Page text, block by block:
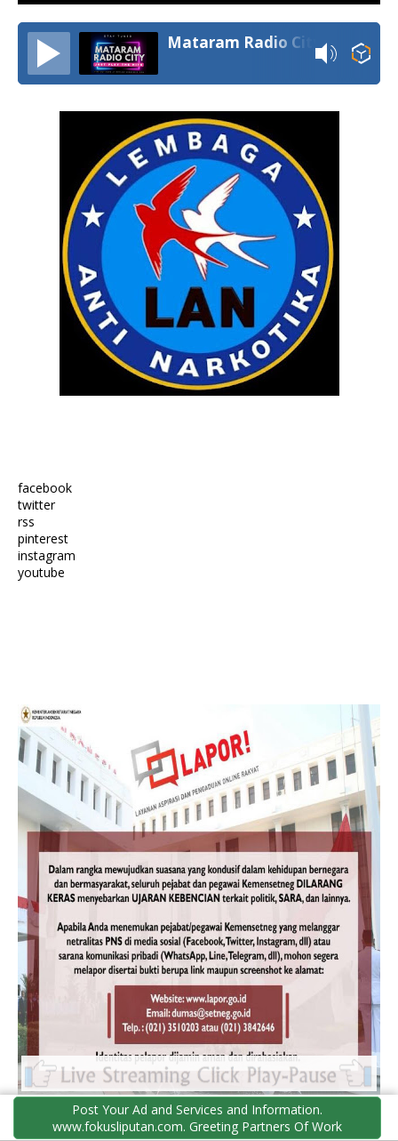
Mataram Radio City
facebook
twitter
rss
pinterest
instagram
youtube
Post Your Ad and Services and Information.
www.fokusliputan.com. Greeting Partners Of Work